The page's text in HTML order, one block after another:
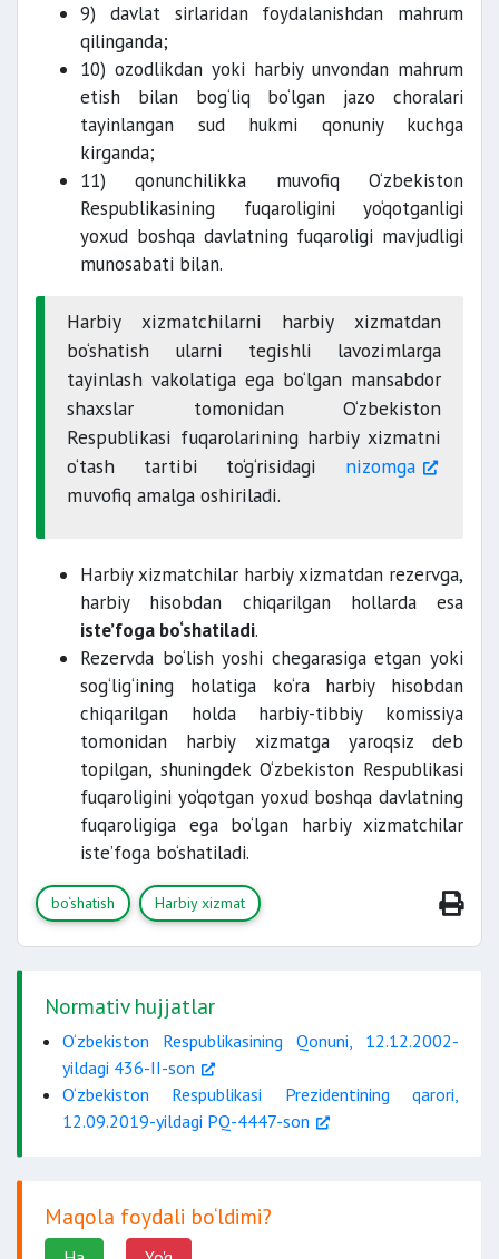
9) davlat sirlaridan foydalanishdan mahrum
qilinganda;
10) ozodlikdan yoki harbiy unvondan mahrum
etish bilan bog‘liq bo‘lgan jazo choralari
tayinlangan sud hukmi qonuniy kuchga
kirganda;
11) qonunchilikka muvofiq O‘zbekiston
Respublikasining fuqaroligini yo‘qotganligi
yoxud boshqa davlatning fuqaroligi mavjudligi
munosabati bilan.
Harbiy xizmatchilarni harbiy xizmatdan
bo‘shatish ularni tegishli lavozimlarga
tayinlash vakolatiga ega bo‘lgan mansabdor
shaxslar tomonidan O‘zbekiston
Respublikasi fuqarolarining harbiy xizmatni
o‘tash tartibi to‘g‘risidagi nizomga
muvofiq amalga oshiriladi.
Harbiy xizmatchilar harbiy xizmatdan rezervga,
harbiy hisobdan chiqarilgan hollarda esa
iste’foga bo‘shatiladi.
Rezervda bo‘lish yoshi chegarasiga etgan yoki
sog‘lig‘ining holatiga ko‘ra harbiy hisobdan
chiqarilgan holda harbiy-tibbiy komissiya
tomonidan harbiy xizmatga yaroqsiz deb
topilgan, shuningdek O‘zbekiston Respublikasi
fuqaroligini yo‘qotgan yoxud boshqa davlatning
fuqaroligiga ega bo‘lgan harbiy xizmatchilar
iste’foga bo‘shatiladi.
bo‘shatish Harbiy xizmat
Normativ hujjatlar
O‘zbekiston Respublikasining Qonuni, 12.12.2002-
yildagi 436-II-son
O‘zbekiston Respublikasi Prezidentining qarori,
12.09.2019-yildagi PQ-4447-son
Maqola foydali bo‘ldimi?